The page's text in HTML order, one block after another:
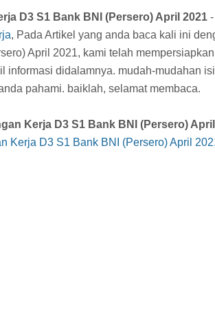
D3 S1 Bank BNI (Persero) April 2021
, Pada Artikel yang anda baca kali ini
April 2021, kami telah
informasi didalamnya. mudah-mudahan
pahami. baiklah, selamat membaca.
Kerja D3 S1 Bank BNI (Persero)
Kerja D3 S1 Bank BNI (Persero) April